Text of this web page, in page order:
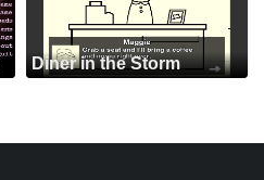
Diner in the Storm